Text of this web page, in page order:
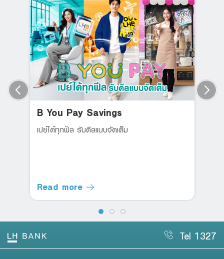
B You Pay Savings
เปย์ได้ทุกฟิล รับดีลแบบจัดเต็ม
Read more
Tel 1327